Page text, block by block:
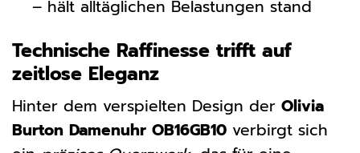
– hält alltäglichen Belastungen stand
Technische Raffinesse trifft auf
zeitlose Eleganz
Hinter dem verspielten Design der Olivia
Burton Damenuhr OB16GB10 verbirgt sich